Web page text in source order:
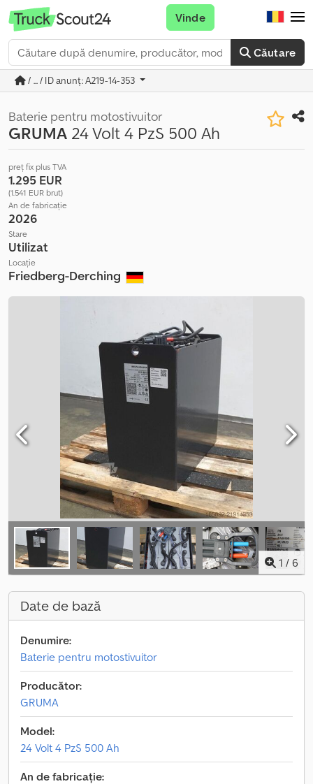
Căutare
Vinde
/ ... / ID anunț: A219-14-353
Baterie pentru motostivuitor
GRUMA 24 Volt 4 PzS 500 Ah
preț fix plus TVA
1.295 EUR
(1.541 EUR brut)
An de fabricație
2026
Stare
Utilizat
Locație
Friedberg-Derching
1 / 6
Date de bază
Denumire:
Baterie pentru motostivuitor
Producător:
GRUMA
Model:
24 Volt 4 PzS 500 Ah
An de fabricație: